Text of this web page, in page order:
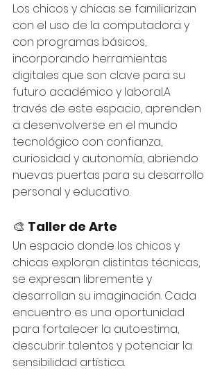
Los chicos y chicas se familiarizan
con el uso de la computadora y
con programas básicos,
incorporando herramientas
digitales que son clave para su
futuro académico y laboral.A
través de este espacio, aprenden
a desenvolverse en el mundo
tecnológico con confianza,
curiosidad y autonomía, abriendo
nuevas puertas para su desarrollo
personal y educativo.
🎨 Taller de Arte
Un espacio donde los chicos y
chicas exploran distintas técnicas,
se expresan libremente y
desarrollan su imaginación. Cada
encuentro es una oportunidad
para fortalecer la autoestima,
descubrir talentos y potenciar la
sensibilidad artística.